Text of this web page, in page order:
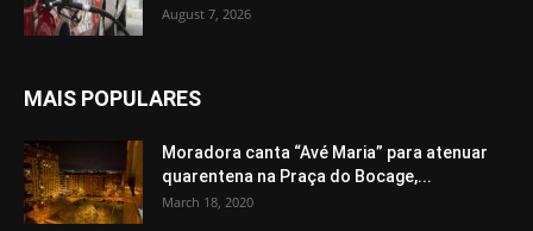
August 7, 2026
MAIS POPULARES
Moradora canta “Avé Maria” para atenuar
quarentena na Praça do Bocage,...
March 18, 2020